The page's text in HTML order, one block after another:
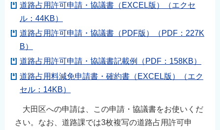
道路占用許可申請・協議書（EXCEL版）（エクセ
ル：44KB）
道路占用許可申請・協議書（PDF版）（PDF：227K
B）
道路占用許可申請・協議書記載例（PDF：158KB）
道路占用料減免申請書・確約書（EXCEL版）（エク
セル：14KB）
大田区への申請は、この申請・協議書をお使いくだ
さい。なお、道路課では3枚複写の道路占用許可申